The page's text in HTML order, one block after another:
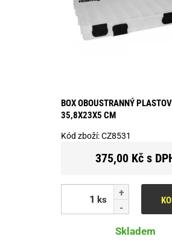
BOX OBOUSTRANNÝ
35,8X23X5 CM
Kód zboží:CZ8531
375,00 Kč s
ks
Skladem